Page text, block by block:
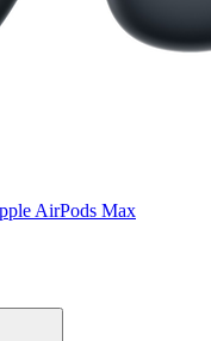
AirPods Max